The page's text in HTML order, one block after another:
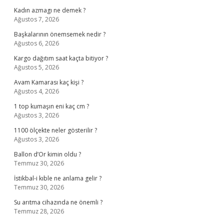
Kadın azmagı ne demek ?
Ağustos 7, 2026
Başkalarının önemsemek nedir ?
Ağustos 6, 2026
Kargo dağıtım saat kaçta bitiyor ?
Ağustos 5, 2026
Avam Kamarası kaç kişi ?
Ağustos 4, 2026
1 top kumaşın eni kaç cm ?
Ağustos 3, 2026
1100 ölçekte neler gösterilir ?
Ağustos 3, 2026
Ballon d’Or kimin oldu ?
Temmuz 30, 2026
İstikbal-i kıble ne anlama gelir ?
Temmuz 30, 2026
Su arıtma cihazında ne önemli ?
Temmuz 28, 2026